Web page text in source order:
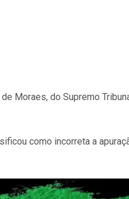
Moraes, do Supremo
como incorreta a